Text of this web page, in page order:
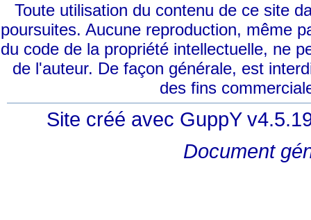
Toute utilisation du contenu de ce site
poursuites. Aucune reproduction, même
du code de la propriété intellectuelle, ne
de l'auteur. De façon générale, est
des fins
Site créé avec GuppY
Document